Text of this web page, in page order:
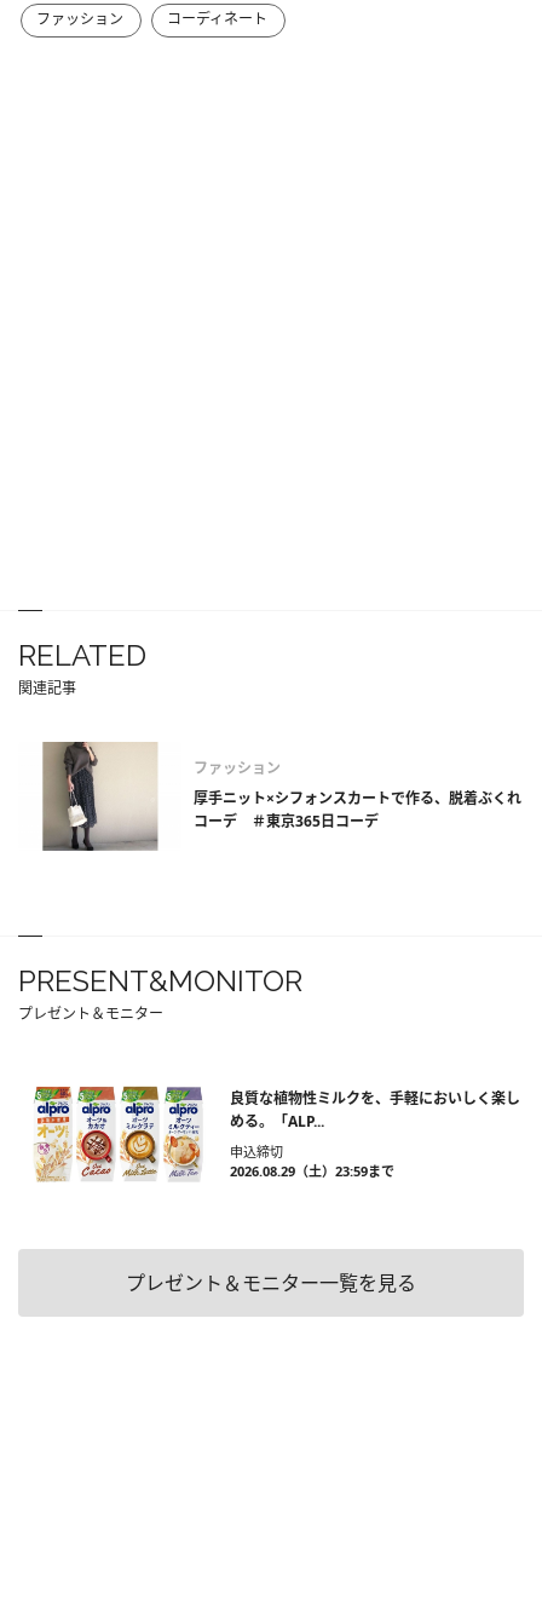
ファッション
コーディネート
RELATED
関連記事
ファッション
厚手ニット×シフォンスカートで作る、脱着ぶくれ
コーデ ＃東京365日コーデ
PRESENT&MONITOR
プレゼント＆モニター
良質な植物性ミルクを、手軽においしく楽し
める。「ALP...
申込締切
2026.08.29（土）23:59まで
プレゼント＆モニター一覧を見る